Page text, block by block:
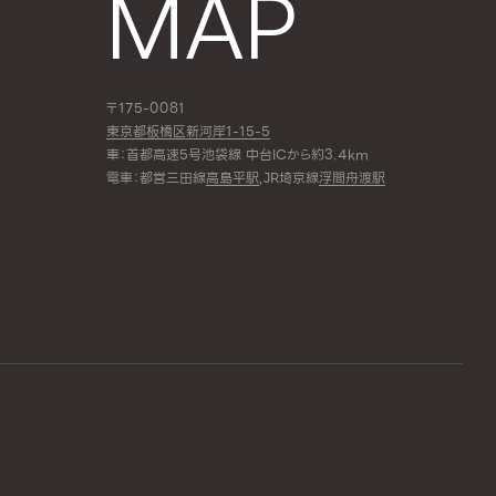
MAP
〒175-0081
東京都板橋区新河岸1-15-5
車：首都高速5号池袋線 中台ICから約3.4km
電車：都営三田線高島平駅,JR埼京線浮間舟渡駅